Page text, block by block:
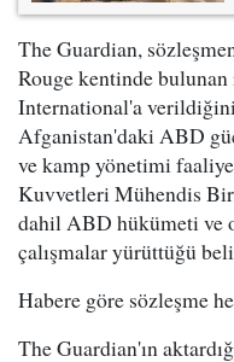
The Guardian,
Rouge kentinde
International'a
Afganistan'daki ABD
ve kamp yönetimi
Kuvvetleri Mühendis
dahil ABD hükümeti ve
çalışmalar yürüttüğü
Habere göre sözleşme
The Guardian'ın